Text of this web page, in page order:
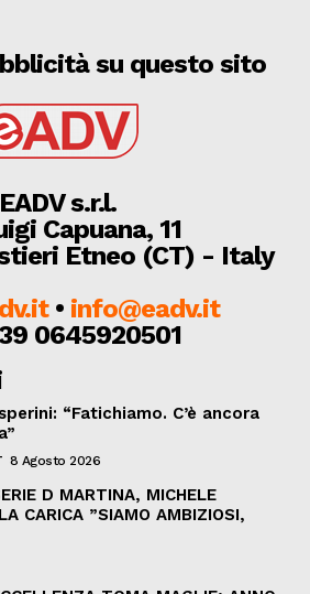
su questo sito
EADV s.r.l.
Capuana, 11
Etneo (CT) - Italy
• info@eadv.it
0645920501
“Fatichiamo. C’è ancora
8 Agosto 2026
D MARTINA, MICHELE
CARICA ”SIAMO AMBIZIOSI,